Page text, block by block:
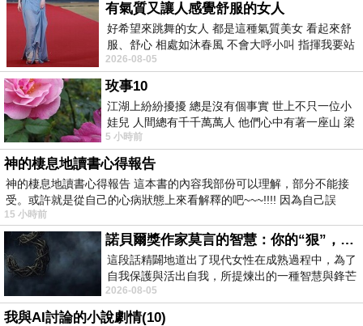
有氣質又讓人感覺舒服的女人
好希望來跳舞的女人 都是這種氣質美女 看起來舒
服、舒心 相處如沐春風 不會大呼小叫 指揮我要站
哪個位子 妳老幾？？
2026-08-05
玫事10
江湖上紛紛擾擾 總是沒有個事實 世上不只一位小
娃兒 人間總有千千萬萬人 他們心中有著一座山 梁
山佛山泰華衡恆嵩 一山之高
5 小時前
神的棲息地讀書心得報告
神的棲息地讀書心得報告 這本書的內容我部份可以理解，部分不能接
受。或許就是從自己的心病狀態上來看解釋的吧~~~!!!! 因為自己誤
15 小時前
諾貝爾獎作家莫言的智慧：你的“狠”，才是最好的自我保護
這段話精闢地道出了現代女性在成熟過程中，為了
自我保護與活出自我，所提煉出的一種智慧與鋒芒
的平衡。 核心解讀與看法
2026-08-05
我與AI討論的小說劇情(10)